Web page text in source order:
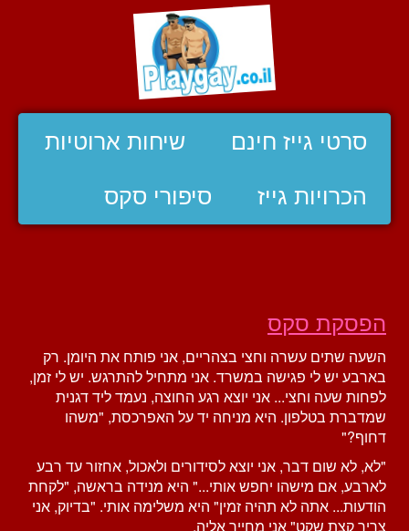
סרטי גייז חינם שיחות ארוטיות
הכרויות גייז סיפורי סקס
הפסקת סקס
השעה שתים עשרה וחצי בצהריים, אני פותח את היומן. רק
בארבע יש לי פגישה במשרד. אני מתחיל להתרגש. יש לי זמן,
לפחות שעה וחצי... אני יוצא רגע החוצה, נעמד ליד דגנית
שמדברת בטלפון. היא מניחה יד על האפרכסת, "משהו
דחוף?"
"לא, לא שום דבר, אני יוצא לסידורים ולאכול, אחזור עד רבע
לארבע, אם מישהו יחפש אותי..." היא מנידה בראשה, "לקחת
הודעות... אתה לא תהיה זמין" היא משלימה אותי. "בדיוק, אני
צריך קצת שקט" אני מחייך אליה.